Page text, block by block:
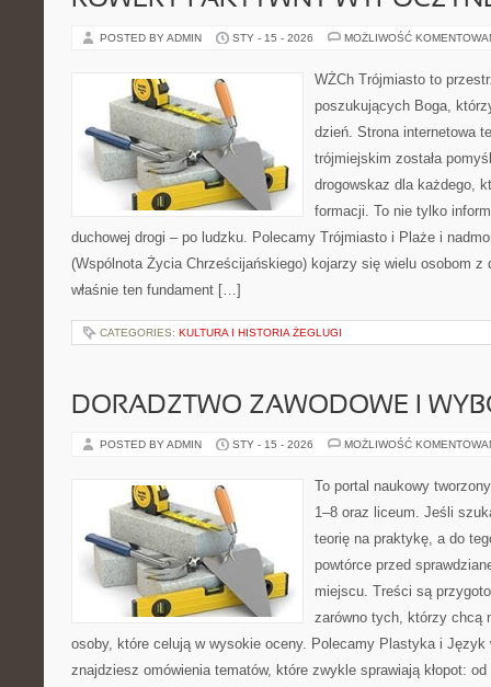
POSTED BY ADMIN STY - 15 - 2026 MOŻLIWOŚĆ
WŻCh Trójmiasto to
poszukujących Boga,
dzień. Strona internetowa
trójmiejskim została
drogowskaz dla każdego,
formacji. To nie tylko
duchowej drogi – po ludzku. Polecamy Trójmiasto i Plaże i
(Wspólnota Życia Chrześcijańskiego) kojarzy się wielu osobom z
właśnie ten fundament […]
CATEGORIES: KULTURA I HISTORIA ŻEGLUGI
DORADZTWO ZAWODOWE I
POSTED BY ADMIN STY - 15 - 2026 MOŻLIWOŚĆ
To portal naukowy
1–8 oraz liceum. Jeśli
teorię na praktykę, a do
powtórce przed
miejscu. Treści są
zarówno tych, którzy chcą
osoby, które celują w wysokie oceny. Polecamy Plastyka i Język
znajdziesz omówienia tematów, które zwykle sprawiają kłopot: